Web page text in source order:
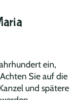
ein,
Sie auf die
und spätere